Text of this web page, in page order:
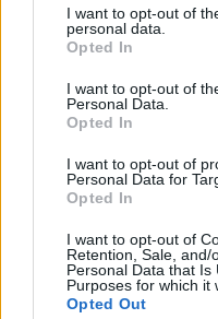
I want to opt-out of
personal data.
Opted In
I want to opt-out of
Personal Data.
Opted In
I want to opt-out of
Personal Data for
Opted In
I want to opt-out of
Retention, Sale, and/
Personal Data that Is
Purposes for which it
Opted Out
Předchozí článek
Příbram hostila juniorské
mistrovství ČR v Ultimate
SOUVISEJÍCÍ ČLÁNKY
VÍCE OD AUTORA